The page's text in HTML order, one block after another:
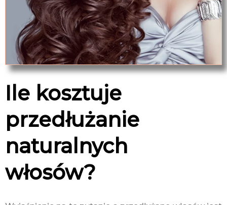
Ile kosztuje
przedłużanie
naturalnych
włosów?